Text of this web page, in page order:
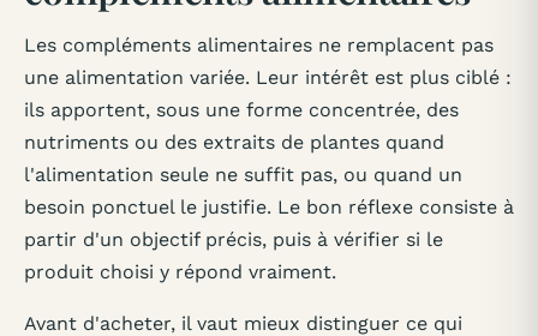
Les compléments alimentaires ne remplacent pas
une alimentation variée. Leur intérêt est plus ciblé :
ils apportent, sous une forme concentrée, des
nutriments ou des extraits de plantes quand
l'alimentation seule ne suffit pas, ou quand un
besoin ponctuel le justifie. Le bon réflexe consiste à
partir d'un objectif précis, puis à vérifier si le
produit choisi y répond vraiment.
Avant d'acheter, il vaut mieux distinguer ce qui